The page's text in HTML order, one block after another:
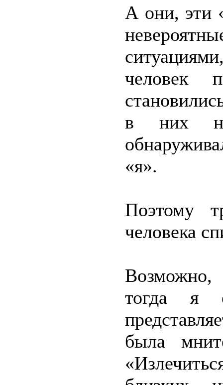
А они, эти
человек
в них
«я».
Поэтому
человека
Возможно,
тогда я
была